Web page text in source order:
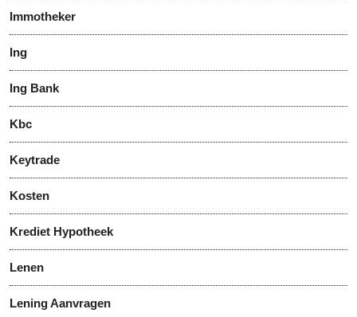
Immotheker
Ing
Ing Bank
Kbc
Keytrade
Kosten
Krediet Hypotheek
Lenen
Lening Aanvragen